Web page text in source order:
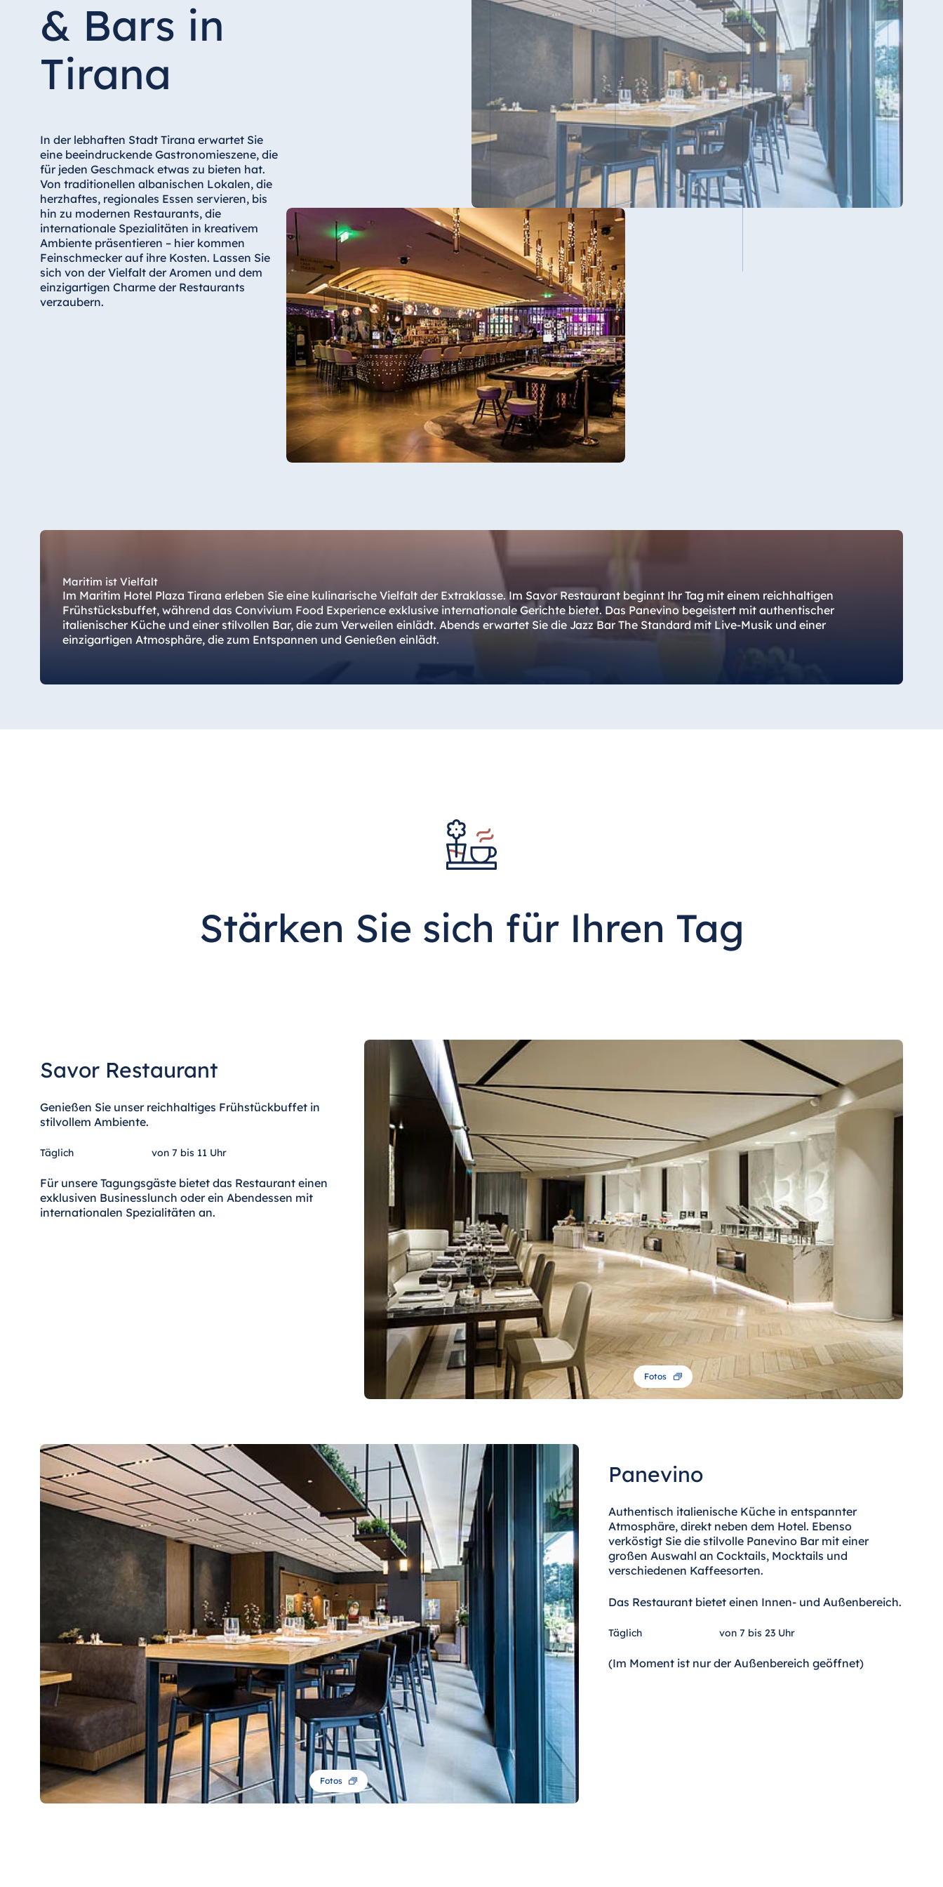
Hotel Frankfurt
Airport Hotel Hannover
Hotel Ingolstadt
Hotel Köln
Hotel Königswinter
Hotel Magdeburg
Hotel München
Hotel Stuttgart
Seehotel Timmendorfer Strand
TitiseeHotel Titisee-Neustadt
Strandhotel Travemünde
Hotel Ulm
Star-Apart Hansa Hotel Wiesbaden
Jolie Ville Resort & Casino Sharm El
Bulgarien
& Bars in
Tirana
In der lebhaften Stadt Tirana erwartet Sie
eine beeindruckende Gastronomieszene, die
für jeden Geschmack etwas zu bieten hat.
Von traditionellen albanischen Lokalen, die
herzhaftes, regionales Essen servieren, bis
hin zu modernen Restaurants, die
internationale Spezialitäten in kreativem
Ambiente präsentieren – hier kommen
Feinschmecker auf ihre Kosten. Lassen Sie
sich von der Vielfalt der Aromen und dem
einzigartigen Charme der Restaurants
verzaubern.
Maritim ist Vielfalt
Im Maritim Hotel Plaza Tirana erleben Sie eine kulinarische Vielfalt der Extraklasse. Im Savor Restaurant beginnt Ihr Tag mit einem reichhaltigen
Frühstücksbuffet, während das Convivium Food Experience exklusive internationale Gerichte bietet. Das Panevino begeistert mit authentischer
italienischer Küche und einer stilvollen Bar, die zum Verweilen einlädt. Abends erwartet Sie die Jazz Bar The Standard mit Live-Musik und einer
einzigartigen Atmosphäre, die zum Entspannen und Genießen einlädt.
Stärken Sie sich für Ihren Tag
Savor Restaurant
Genießen Sie unser reichhaltiges Frühstückbuffet in
stilvollem Ambiente.
Täglich von 7 bis 11 Uhr
Für unsere Tagungsgäste bietet das Restaurant einen
exklusiven Businesslunch oder ein Abendessen mit
internationalen Spezialitäten an.
Fotos
Fotos
Panevino
Authentisch italienische Küche in entspannter
Atmosphäre, direkt neben dem Hotel. Ebenso
verköstigt Sie die stilvolle Panevino Bar mit einer
großen Auswahl an Cocktails, Mocktails und
verschiedenen Kaffeesorten.
Das Restaurant bietet einen Innen- und Außenbereich.
Täglich von 7 bis 23 Uhr
(Im Moment ist nur der Außenbereich geöffnet)